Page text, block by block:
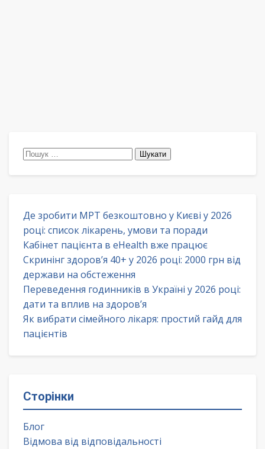
Пошук:
Де зробити МРТ безкоштовно у Києві у 2026
році: список лікарень, умови та поради
Кабінет пацієнта в eHealth вже працює
Скринінг здоров’я 40+ у 2026 році: 2000 грн від
держави на обстеження
Переведення годинників в Україні у 2026 році:
дати та вплив на здоров’я
Як вибрати сімейного лікаря: простий гайд для
пацієнтів
Сторінки
Блог
Відмова від відповідальності